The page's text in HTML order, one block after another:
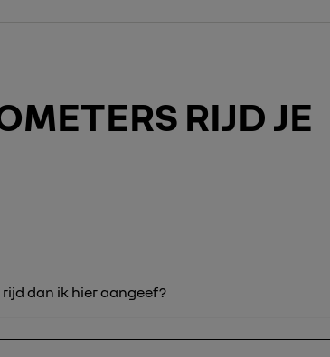
RIJD JE
dan ik hier aangeef?